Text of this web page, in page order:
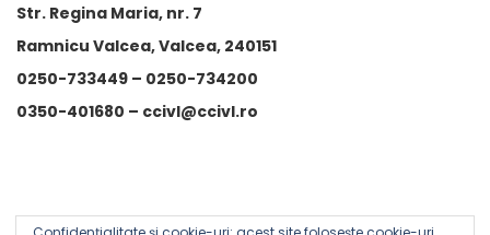
Str. Regina Maria, nr. 7
Ramnicu Valcea, Valcea, 240151
0250-733449 – 0250-734200
0350-401680 – ccivl@ccivl.ro